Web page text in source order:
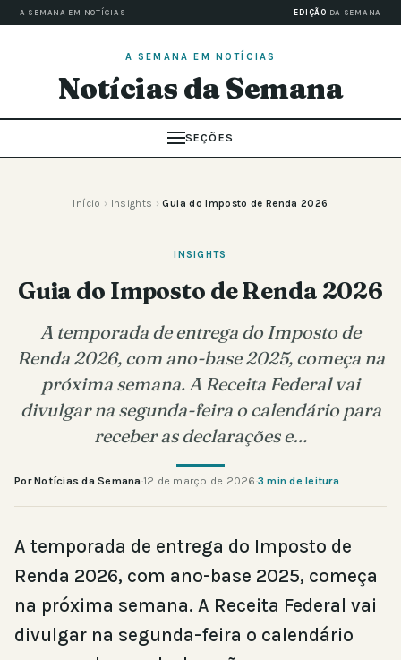
A SEMANA EM NOTÍCIAS EDIÇÃO DA SEMANA
A SEMANA EM NOTÍCIAS
Notícias da Semana
SEÇÕES
Início › Insights › Guia do Imposto de Renda 2026
INSIGHTS
Guia do Imposto de Renda 2026
A temporada de entrega do Imposto de
Renda 2026, com ano-base 2025, começa na
próxima semana. A Receita Federal vai
divulgar na segunda-feira o calendário para
receber as declarações e…
Por Notícias da Semana·12 de março de 2026·3 min de leitura
A temporada de entrega do Imposto de
Renda 2026, com ano-base 2025, começa
na próxima semana. A Receita Federal vai
divulgar na segunda-feira o calendário